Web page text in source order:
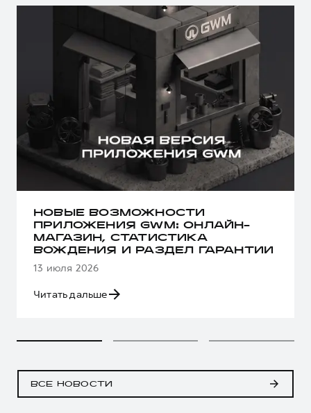
НОВЫЕ ВОЗМОЖНОСТИ
ПРИЛОЖЕНИЯ GWM: ОНЛАЙН-
МАГАЗИН, СТАТИСТИКА
ВОЖДЕНИЯ И РАЗДЕЛ ГАРАНТИИ
13 июля 2026
Читать дальше
ВСЕ НОВОСТИ